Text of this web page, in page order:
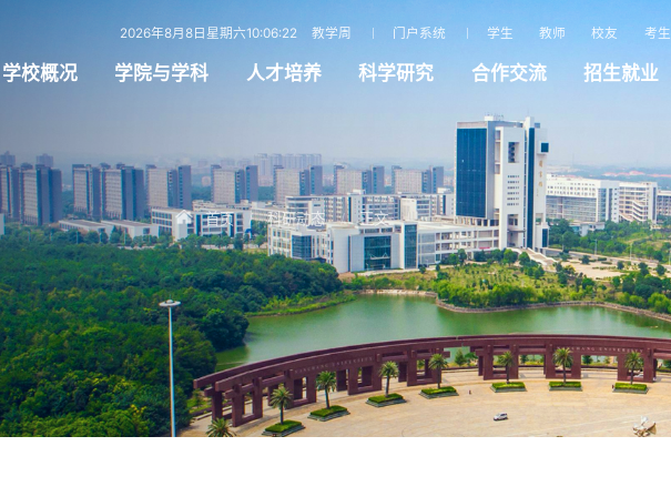
2026年8月8日星期六10:06:23 教学周 门户系统 学生 教师 校友 考生
学校概况 学院与学科 人才培养 科学研究 合作交流 招生就业
首页 / 科研动态 / 正文